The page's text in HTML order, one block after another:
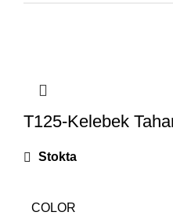
T125-Kelebek
Stokta
COLOR